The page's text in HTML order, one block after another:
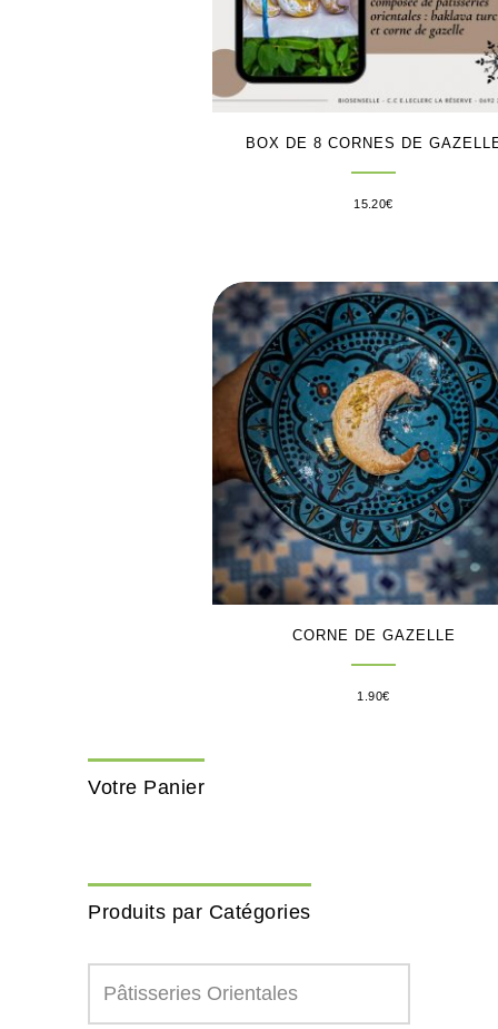
Votre Panier
Produits par Catégories
BOX DE 8 CORNES DE
15.20€
CORNE DE GAZELLE
1.90€